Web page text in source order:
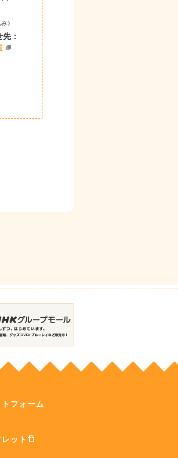
）
先：
フォーム
ット